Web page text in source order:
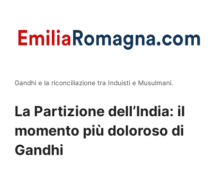
Gandhi e la riconciliazione tra Induisti e Musulmani.
La Partizione dell’India: il
momento più doloroso di
Gandhi